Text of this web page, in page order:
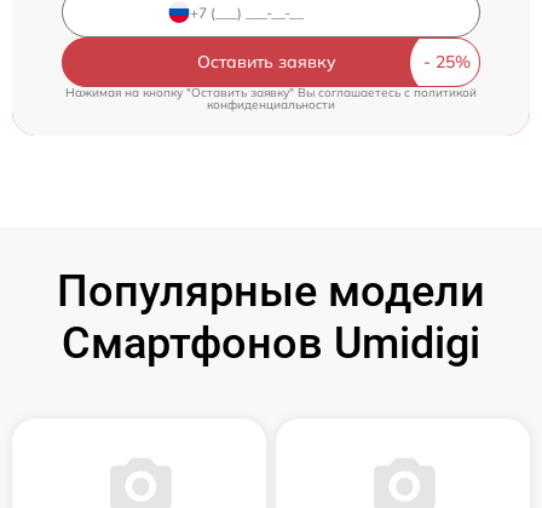
Оставить заявку
Нажимая на кнопку "Оставить заявку" Вы соглашаетесь c политикой
конфиденциальности
Популярные модели
Смартфонов Umidigi